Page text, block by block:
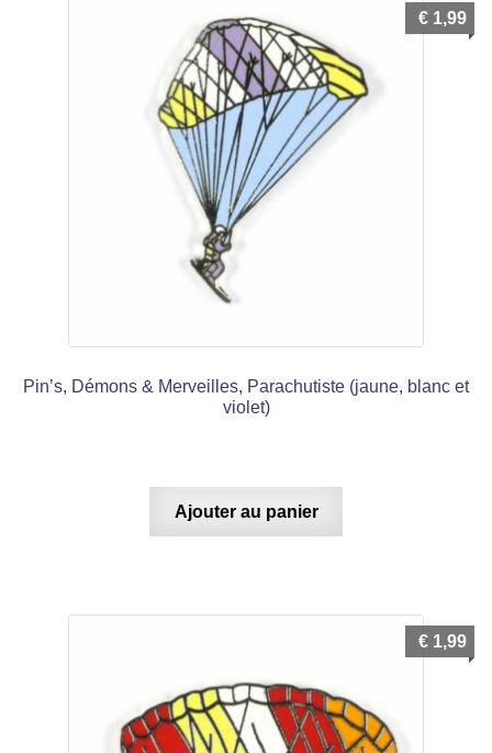
Pin’s, Démons & Merveilles, Parachutiste (jaune, blanc et
violet)
€ 1,99
Ajouter au panier
€ 1,99